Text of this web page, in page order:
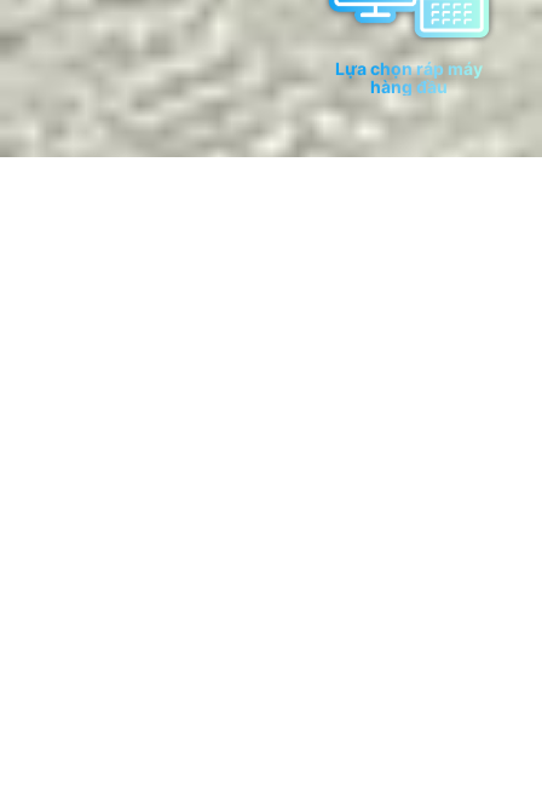
Lựa chọn ráp máy
hàng đầu